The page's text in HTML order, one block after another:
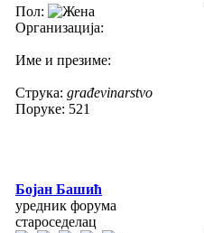
Пол:
Организација:
Име и презиме:
Струка: građevinarstvo
Поруке: 521
Бојан Башић
уредник форума
староседелац